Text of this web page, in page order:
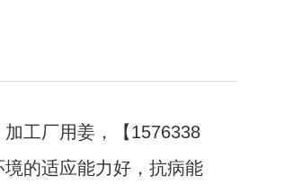
工厂用姜，【1576338
的适应能力好，抗病能